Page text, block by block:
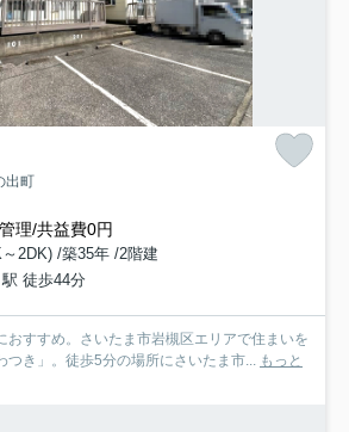
出町
管理/共益費0円
2DK) /築35年 /2階建
徒歩44分
おすすめ。さいたま市岩槻区エリアで住まいを
つき」。徒歩5分の場所にさいたま市...
もっと